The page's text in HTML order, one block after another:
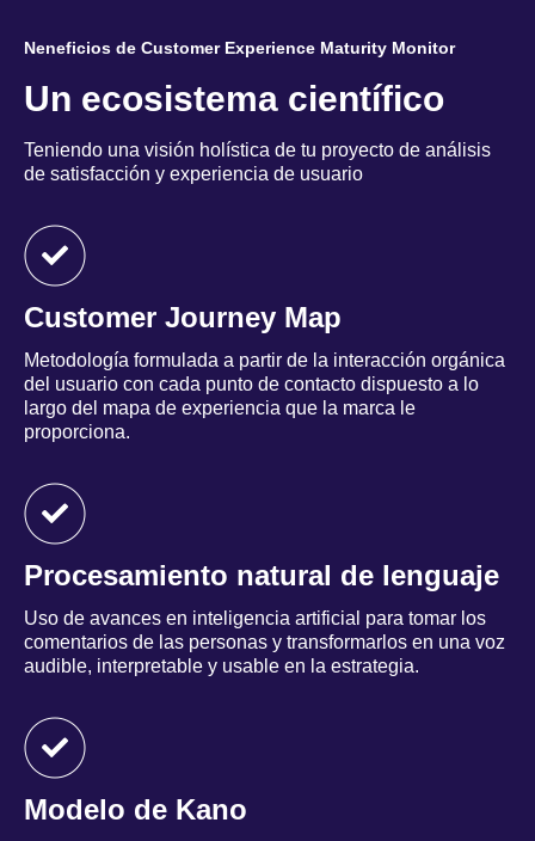
Neneficios de Customer Experience Maturity Monitor
Un ecosistema científico
Teniendo una visión holística de tu proyecto de análisis
de satisfacción y experiencia de usuario
Customer Journey Map
Metodología formulada a partir de la interacción orgánica
del usuario con cada punto de contacto dispuesto a lo
largo del mapa de experiencia que la marca le
proporciona.
Procesamiento natural de lenguaje
Uso de avances en inteligencia artificial para tomar los
comentarios de las personas y transformarlos en una voz
audible, interpretable y usable en la estrategia.
Modelo de Kano